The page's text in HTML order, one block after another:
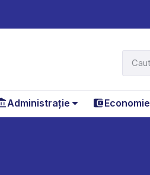
Administrație Economie